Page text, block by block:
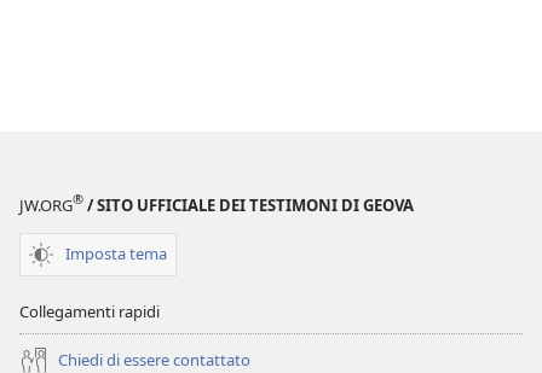
JW.ORG® / SITO UFFICIALE DEI TESTIMONI DI GEOVA
Imposta tema
Collegamenti rapidi
Chiedi di essere contattato